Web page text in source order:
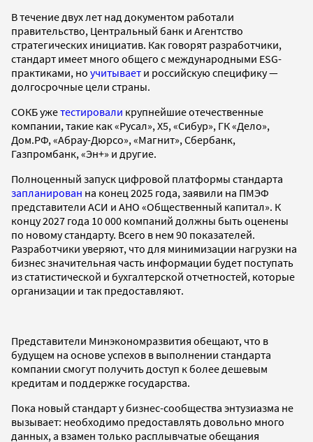
В течение двух лет над документом работали
правительство, Центральный банк и Агентство
стратегических инициатив. Как говорят разработчики,
стандарт имеет много общего с международными ESG-
практиками, но учитывает и российскую специфику —
долгосрочные цели страны.
СОКБ ужетестировали крупнейшие отечественные
компании, такие как «Русал», X5, «Сибур», ГК «Дело»,
Дом.РФ, «Абрау-Дюрсо», «Магнит», Сбербанк,
Газпромбанк, «Эн+» и другие.
Полноценный запуск цифровой платформы стандарта
запланирован на конец 2025 года, заявили на ПМЭФ
представители АСИ и АНО «Общественный капитал». К
концу 2027 года 10 000 компаний должны быть оценены
по новому стандарту. Всего в нем 90 показателей.
Разработчики уверяют, что для минимизации нагрузки на
бизнес значительная часть информации будет поступать
из статистической и бухгалтерской отчетностей, которые
организации и так предоставляют.
Представители Минэкономразвития обещают, что в
будущем на основе успехов в выполнении стандарта
компании смогут получить доступ к более дешевым
кредитам и поддержке государства.
Пока новый стандарт у бизнес-сообщества энтузиазма не
вызывает: необходимо предоставлять довольно много
данных, а взамен только расплывчатые обещания